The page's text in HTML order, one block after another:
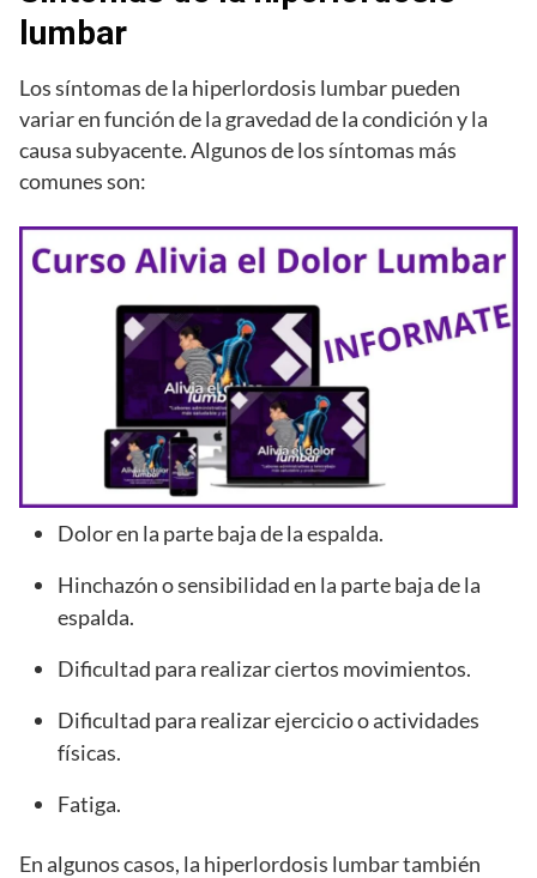
lumbar
Los síntomas de la hiperlordosis lumbar pueden
variar en función de la gravedad de la condición y la
causa subyacente. Algunos de los síntomas más
comunes son:
Dolor en la parte baja de la espalda.
Hinchazón o sensibilidad en la parte baja de la
espalda.
Dificultad para realizar ciertos movimientos.
Dificultad para realizar ejercicio o actividades
físicas.
Fatiga.
En algunos casos, la hiperlordosis lumbar también